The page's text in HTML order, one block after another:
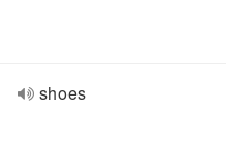
shoes